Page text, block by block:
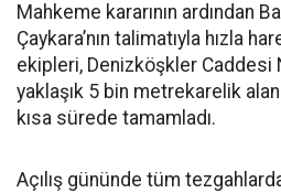
Mahkeme kararının ardından
Çaykara’nın talimatıyla hızla
ekipleri, Denizköşkler Caddesi
yaklaşık 5 bin metrekarelik
kısa sürede tamamladı.
Açılış gününde tüm